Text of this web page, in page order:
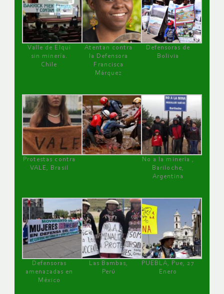
Valle de Elqui
sin minería.
Chile
Atentan contra
la Defensora
Francisca
Márquez
Defensoras de
Bolivia
Protestas contra
VALE, Brasil
No a la minería ,
Bariloche,
Argentina
Defensoras
amenazadas en
México
Las Bambas,
Perú
PUEBLA, Pue, 27
Enero